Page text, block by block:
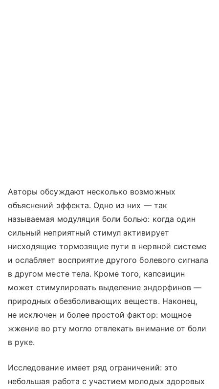
Авторы обсуждают несколько возможных
объяснений эффекта. Одно из них — так
называемая модуляция боли болью: когда один
сильный неприятный стимул активирует
нисходящие тормозящие пути в нервной системе
и ослабляет восприятие другого болевого сигнала
в другом месте тела. Кроме того, капсаицин
может стимулировать выделение эндорфинов —
природных обезболивающих веществ. Наконец,
не исключен и более простой фактор: мощное
жжение во рту могло отвлекать внимание от боли
в руке.
Исследование имеет ряд ограничений: это
небольшая работа с участием молодых здоровых